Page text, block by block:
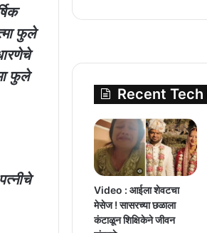
फुले
फुले
Recent
Video : आईला शेवटचा
मेसेज ! सासरच्या छळाला
कंटाळून शिक्षिकेने जीवन